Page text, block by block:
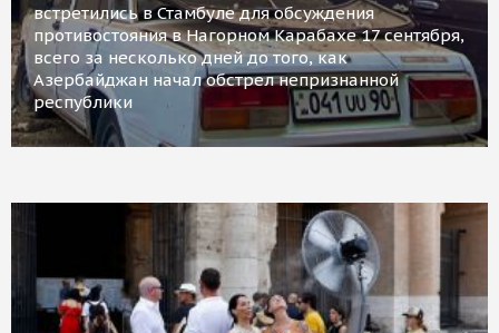
встретились в Стамбуле для обсуждения
противостояния в Нагорном Карабахе 17 сентября,
всего за несколько дней до того, как
Азербайджан начал обстрел непризнанной
республики